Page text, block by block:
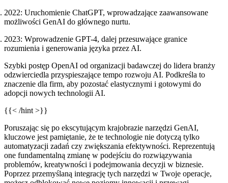
2022: Uruchomienie ChatGPT, wprowadzające zaawansowane
możliwości GenAI do głównego nurtu.
2023: Wprowadzenie GPT-4, dalej przesuwające granice
rozumienia i generowania języka przez AI.
Szybki postęp OpenAI od organizacji badawczej do lidera branży
odzwierciedla przyspieszające tempo rozwoju AI. Podkreśla to
znaczenie dla firm, aby pozostać elastycznymi i gotowymi do
adopcji nowych technologii AI.
{{< /hint >}}
Poruszając się po ekscytującym krajobrazie narzędzi GenAI,
kluczowe jest pamiętanie, że te technologie nie dotyczą tylko
automatyzacji zadań czy zwiększania efektywności. Reprezentują
one fundamentalną zmianę w podejściu do rozwiązywania
problemów, kreatywności i podejmowania decyzji w biznesie.
Poprzez przemyślaną integrację tych narzędzi w Twoje operacje,